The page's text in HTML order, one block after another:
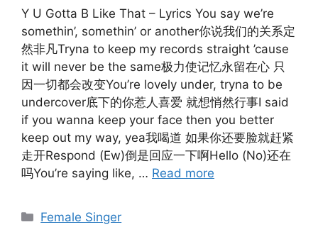
Y U Gotta B Like That – Lyrics You say we’re
somethin’, somethin’ or another你说我们的关系定
然非凡Tryna to keep my records straight ’cause
it will never be the same极力使记忆永留在心 只
因一切都会改变You’re lovely under, tryna to be
undercover底下的你惹人喜爱 就想悄然行事I said
if you wanna keep your face then you better
keep out my way, yea我喝道 如果你还要脸就赶紧
走开Respond (Ew)倒是回应一下啊Hello (No)还在
吗You’re saying like, … Read more
Categories
Female Singer